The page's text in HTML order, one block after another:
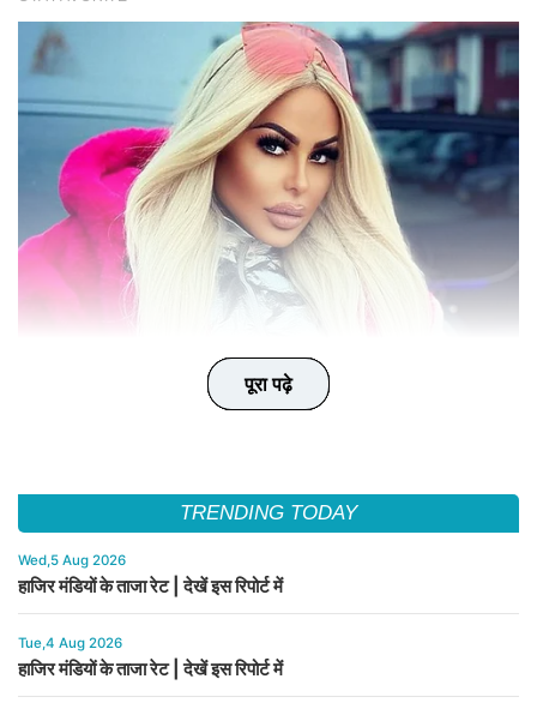
पूरा पढ़े
पूरा पढ़े
पूरा पढ़े
पूरा पढ़े
पूरा पढ़े
TRENDING TODAY
Wed,5 Aug 2026
हाजिर मंडियों के ताजा रेट | देखें इस रिपोर्ट में
Tue,4 Aug 2026
हाजिर मंडियों के ताजा रेट | देखें इस रिपोर्ट में